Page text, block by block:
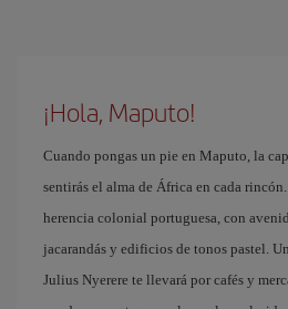
¡Hola, Maputo!
Cuando pongas un pie en Maputo, la
sentirás el alma de África en cada
herencia colonial portuguesa, con
jacarandás y edificios de tonos pastel.
Julius Nyerere te llevará por cafés y